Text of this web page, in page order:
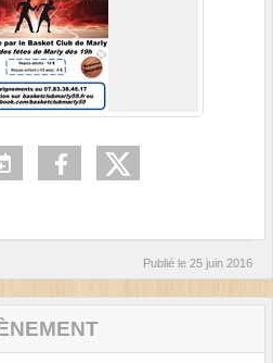
Publié le 25 juin 2016